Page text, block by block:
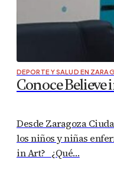
DEPORTE Y SALUD EN
Conoce Believe
Desde Zaragoza
los niños y niñas
in Art? ¿Qué…